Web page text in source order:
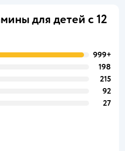
для детей с 12
999+
198
215
92
27